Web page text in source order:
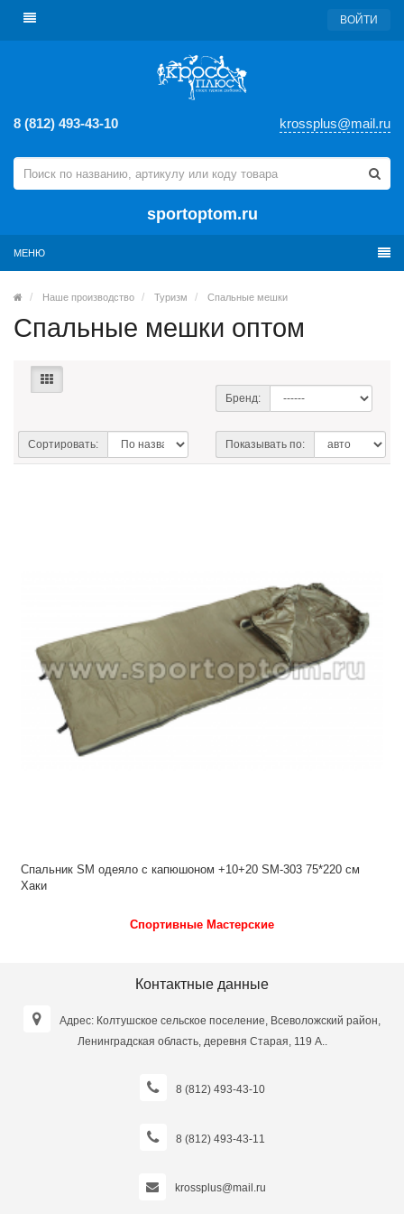
ВОЙТИ
8 (812) 493-43-10 krossplus@mail.ru
sportoptom.ru
МЕНЮ
Наше производство Туризм Спальные мешки
Спальные мешки оптом
Бренд:
Сортировать: Показывать по:
Спальник SM одеяло с капюшоном +10+20 SM-303 75*220 см
Хаки
Спортивные Мастерские
Контактные данные
Адрес: Колтушское сельское поселение, Всеволожский район,
Ленинградская область, деревня Старая, 119 А..
8 (812) 493-43-10
8 (812) 493-43-11
krossplus@mail.ru